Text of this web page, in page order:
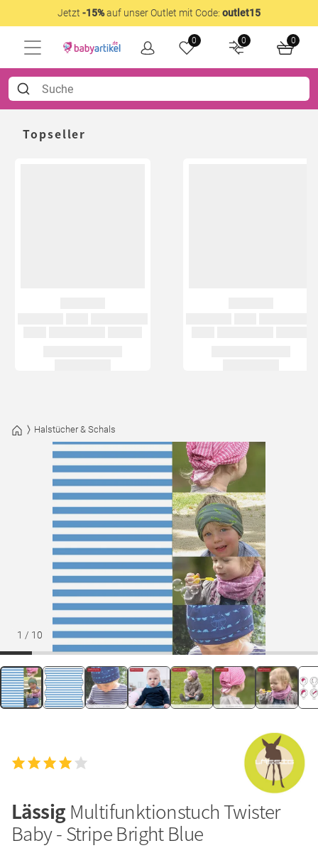
Jetzt -15%auf unser Outlet mit Code: outlet15
0 0 0
Topseller
Halstücher & Schals
1 / 10
Lässig Multifunktionstuch Twister
Baby - Stripe Bright Blue